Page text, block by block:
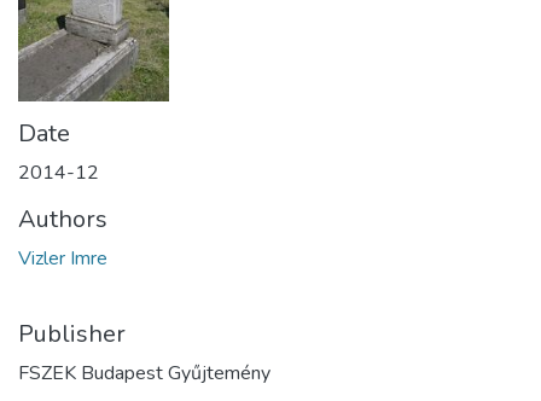
Date
2014-12
Authors
Vizler Imre
Publisher
FSZEK Budapest Gyűjtemény